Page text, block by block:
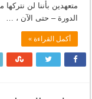
متعهدين بأننا لن
الدورة – حتى الآن ، …
أكمل القراءة »